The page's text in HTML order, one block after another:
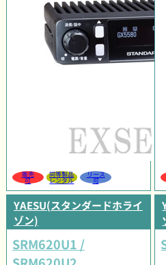
販売
可
同等製品
レンタル
リース
可
YAESU(スタンダードホライ
ゾン)
SRM620U1 /